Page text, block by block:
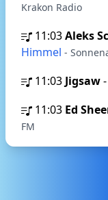
Krakon Radio
11:03Aleks
Himmel -
11:03 Jigsaw-
11:03 Ed
FM